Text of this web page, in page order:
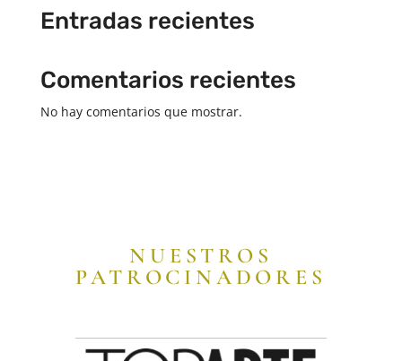
Entradas recientes
Comentarios recientes
No hay comentarios que mostrar.
NUESTROS
PATROCINADORES